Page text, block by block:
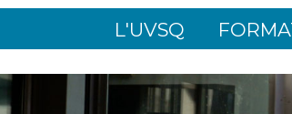
L'UVSQ